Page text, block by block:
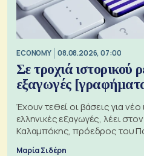
ECONOMY 08.08.2026, 07:00
Σε τροχιά ιστορικού
εξαγωγές
Έχουν τεθεί οι βάσεις για
ελληνικές εξαγωγές, λέει
Καλαμπόκης, πρόεδρος του
Μαρία Σιδέρη